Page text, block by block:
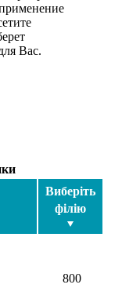
Вас.
Виберіть
філію
800